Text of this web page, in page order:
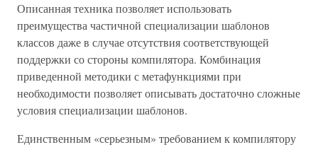
Описанная техника позволяет использовать
преимущества частичной специализации шаблонов
классов даже в случае отсутствия соответствующей
поддержки со стороны компилятора. Комбинация
приведенной методики с метафункциями при
необходимости позволяет описывать достаточно сложные
условия специализации шаблонов.
Единственным «серьезным» требованием к компилятору